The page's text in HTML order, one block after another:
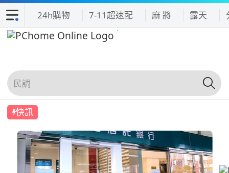
24h購物 7-11超速配 麻 將 露天
快訊